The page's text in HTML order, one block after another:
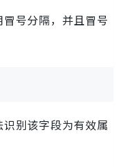
号分隔，并且冒号
别该字段为有效属